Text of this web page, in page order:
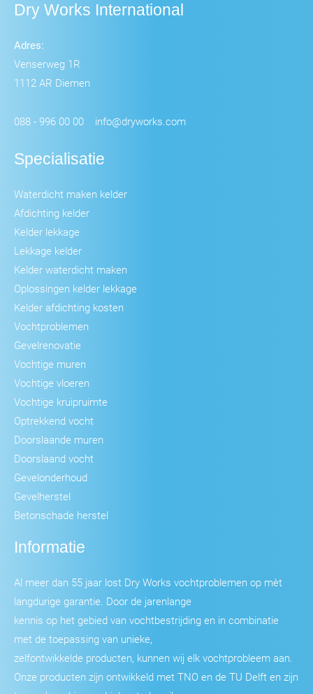
Dry Works International
Adres:
Venserweg 1R
1112 AR Diemen
088 - 996 00 00 info@dryworks.com
Specialisatie
Waterdicht maken kelder
Afdichting kelder
Kelder lekkage
Lekkage kelder
Kelder waterdicht maken
Oplossingen kelder lekkage
Kelder afdichting kosten
Vochtproblemen
Gevelrenovatie
Vochtige muren
Vochtige vloeren
Vochtige kruipruimte
Optrekkend vocht
Doorslaande muren
Doorslaand vocht
Gevelonderhoud
Gevelherstel
Betonschade herstel
Informatie
Al meer dan 55 jaar lost Dry Works vochtproblemen op mèt
langdurige garantie. Door de jarenlange
kennis op het gebied van vochtbestrijding en in combinatie
met de toepassing van unieke,
zelfontwikkelde producten, kunnen wij elk vochtprobleem aan.
Onze producten zijn ontwikkeld met TNO en de TU Delft en zijn